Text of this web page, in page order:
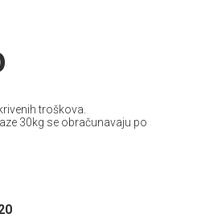
troškova.
30kg se obračunavaju po